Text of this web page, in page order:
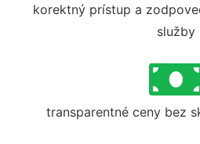
korektný prístup a
služby
transparentné ceny bez